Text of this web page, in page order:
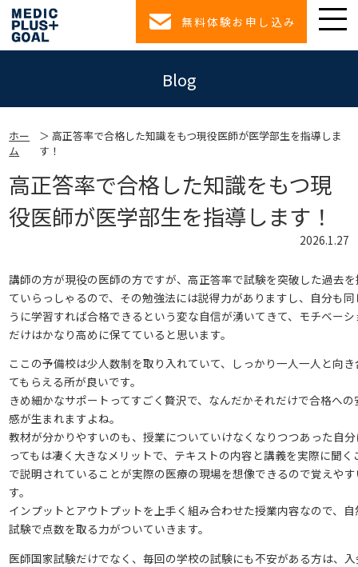
無料体験お申し込み
Blog
ホー
ム
高正答率で合格した知識をもつ現役医師が医学部生を指導しま
す！
高正答率で合格した知識をもつ現
役医師が医学部生を指導します！
2026.1.27
講師の方が現役の医師の方ですが、高正答率で試験を突破した過去
ていらっしゃるので、その勉強法には説得力がありますし、自分も
うに学習すれば合格できるという変な自信が湧いてきて、モチベー
だけはかなり高めに保てていると思います。
ここの予備校は少人数制を取り入れていて、しっかり一人一人と向
てもらえる所が良いです。
きめ細かなサポートってすごく贅沢で、なんだかそれだけで合格への
感が生まれますよね。
教材が分かりやすいのも、授業についていけなくなりつつあった自
ってもは凄く大きなメリットで、テキストの内容と講義を実際に聞く
で説明されていることが実際の医療の現場を想像できるので覚えや
す。
インプットとアウトプットを上手く組み合わせた授業内容なので、
試験で点数を取る力がついていきます。
医師国家試験だけでなく、毎回の学校の試験にも不安がある方は、